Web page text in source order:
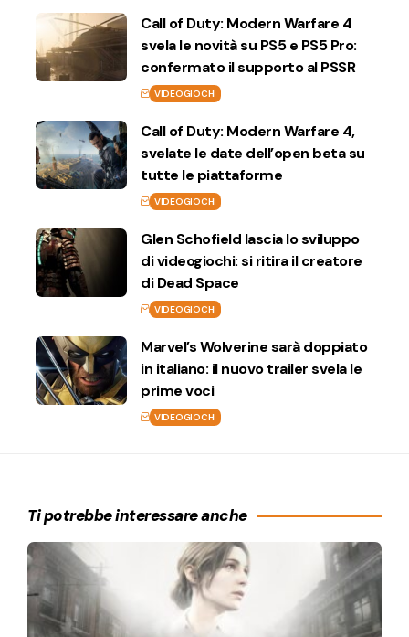
Call of Duty: Modern Warfare 4
svela le novità su PS5 e PS5 Pro:
confermato il supporto al PSSR
VIDEOGIOCHI
Call of Duty: Modern Warfare 4,
svelate le date dell’open beta su
tutte le piattaforme
VIDEOGIOCHI
Glen Schofield lascia lo sviluppo
di videogiochi: si ritira il creatore
di Dead Space
VIDEOGIOCHI
Marvel’s Wolverine sarà doppiato
in italiano: il nuovo trailer svela le
prime voci
VIDEOGIOCHI
Ti potrebbe interessare anche